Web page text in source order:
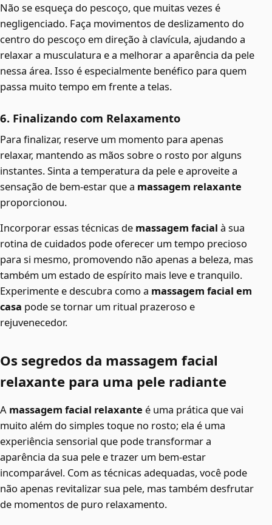
Não se esqueça do pescoço, que muitas vezes é
negligenciado. Faça movimentos de deslizamento do
centro do pescoço em direção à clavícula, ajudando a
relaxar a musculatura e a melhorar a aparência da pele
nessa área. Isso é especialmente benéfico para quem
passa muito tempo em frente a telas.
6. Finalizando com Relaxamento
Para finalizar, reserve um momento para apenas
relaxar, mantendo as mãos sobre o rosto por alguns
instantes. Sinta a temperatura da pele e aproveite a
sensação de bem-estar que a massagem relaxante
proporcionou.
Incorporar essas técnicas de massagem facial à sua
rotina de cuidados pode oferecer um tempo precioso
para si mesmo, promovendo não apenas a beleza, mas
também um estado de espírito mais leve e tranquilo.
Experimente e descubra como a massagem facial em
casa pode se tornar um ritual prazeroso e
rejuvenecedor.
Os segredos da massagem facial
relaxante para uma pele radiante
A massagem facial relaxante é uma prática que vai
muito além do simples toque no rosto; ela é uma
experiência sensorial que pode transformar a
aparência da sua pele e trazer um bem-estar
incomparável. Com as técnicas adequadas, você pode
não apenas revitalizar sua pele, mas também desfrutar
de momentos de puro relaxamento.